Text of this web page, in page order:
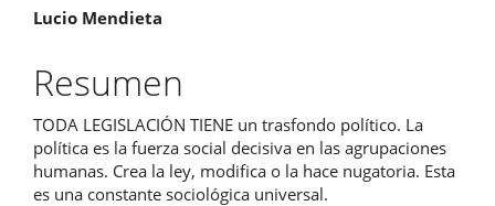
Contenido
principal
del
artículo
Lucio Mendieta
Resumen
TODA LEGISLACIÓN TIENE un trasfondo político. La
política es la fuerza social decisiva en las agrupaciones
humanas. Crea la ley, modifica o la hace nugatoria. Esta
es una constante sociológica universal.